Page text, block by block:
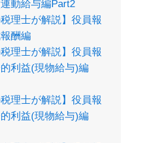
動給与編Part2
税理士が解説】役員報
酬編
税理士が解説】役員報
利益(現物給与)編
税理士が解説】役員報
利益(現物給与)編